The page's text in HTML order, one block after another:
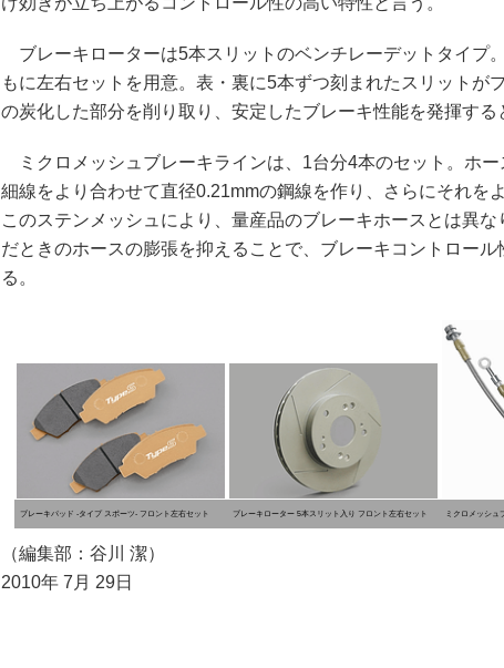
ブレーキローターは5本スリットのベンチレーデットタイプ
もに左右セットを用意。表・裏に5本ずつ刻まれたスリットが
の炭化した部分を削り取り、安定したブレーキ性能を発揮する
ミクロメッシュブレーキラインは、1台分4本のセット。ホ
細線をより合わせて直径0.21mmの鋼線を作り、さらにそれを
このステンメッシュにより、量産品のブレーキホースとは異な
だときのホースの膨張を抑えることで、ブレーキコントロール
る。
ブレーキパッド -タイプ スポーツ- フロント左右セット ブレーキローター 5本スリット入り フロント左右セット ミクロメッシュ
（編集部：谷川 潔）
2010年 7月 29日